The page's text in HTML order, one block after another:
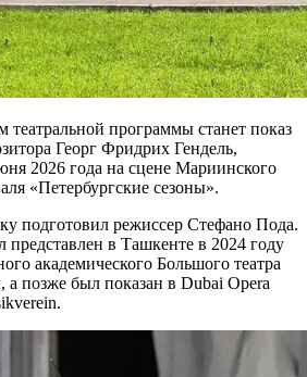
программы станет показ
Георг Фридрих Гендель,
2026 года на сцене Мариинского
«Петербургские сезоны».
подготовил режиссер Стефано Пода.
представлен в Ташкенте в 2024 году
академического Большого театра
позже был показан в Dubai Opera